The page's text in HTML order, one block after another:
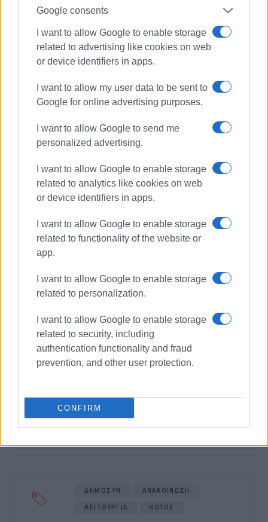
Google consents
I want to allow Google to enable storage
related to advertising like cookies on web
or device identifiers in apps.
I want to allow my user data to be sent to
Google for online advertising purposes.
I want to allow Google to send me
personalized advertising.
I want to allow Google to enable storage
related to analytics like cookies on web
or device identifiers in apps.
I want to allow Google to enable storage
related to functionality of the website or
app.
I want to allow Google to enable storage
related to personalization.
I want to allow Google to enable storage
related to security, including
authentication functionality and fraud
prevention, and other user protection.
CONFIRM
Δημοκρατική Συνεργασία για το Νότο
Ακολουθήστε το enimerosi στο
Συνδρομητές στο e-paper
ΔΗΜΟΣΥΝ ΑΝΑΚΟΙΝΩΣΗ
ΛΕΙΤΟΥΡΓΙΑ ΝΟΤΟΣ